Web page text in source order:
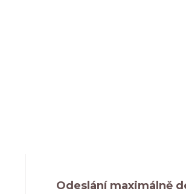
Odeslání maximálně